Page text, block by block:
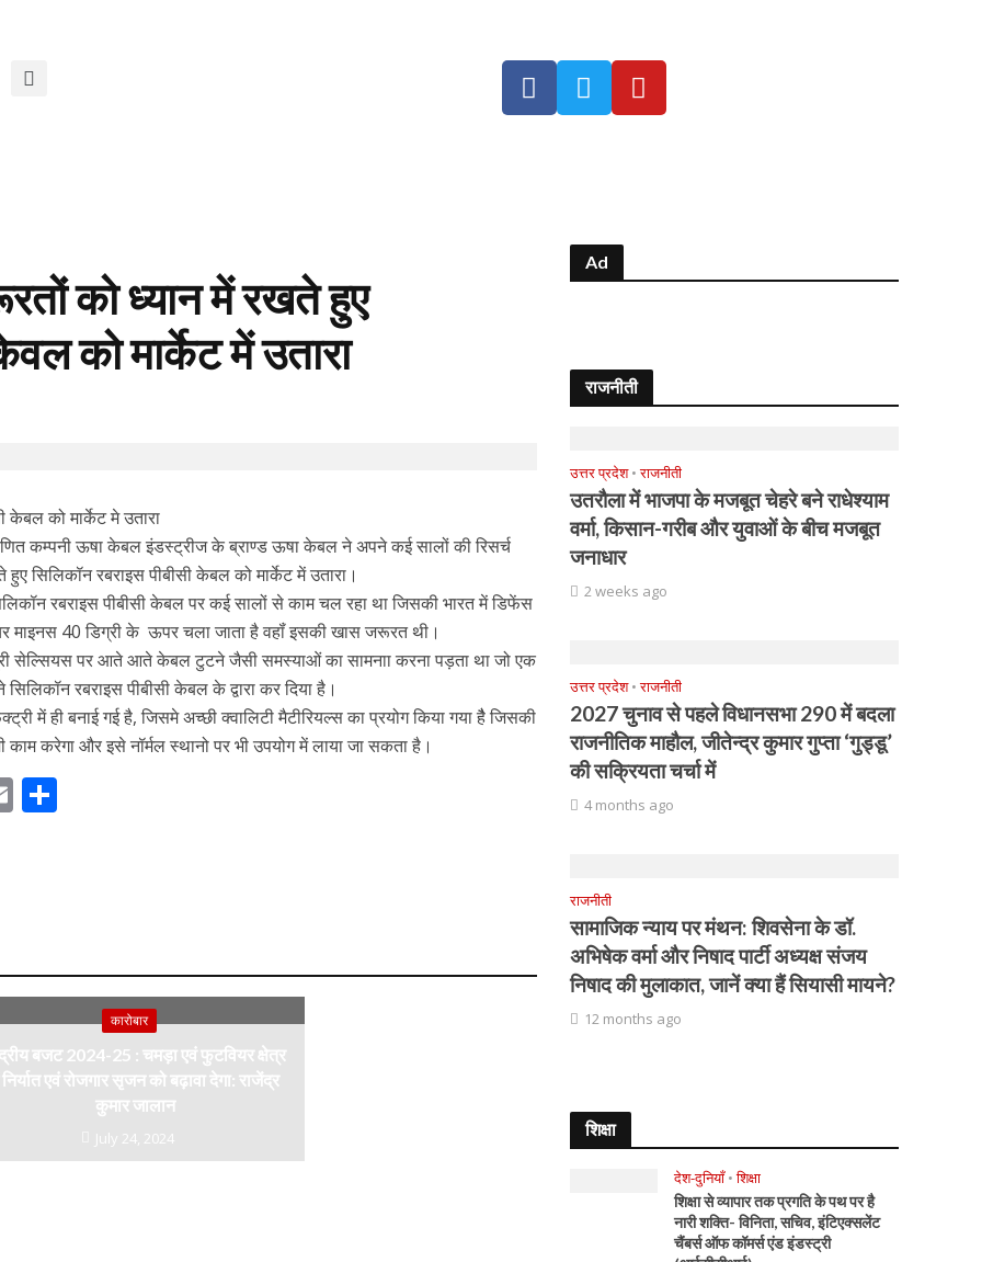
को ध्यान में रखते हुए
को मार्केट में उतारा
को मार्केट मे उतारा
कम्पनी ऊषा केबल इंडस्ट्रीज के ब्राण्ड ऊषा केबल ने अपने कई सालों की रिसर्च
सिलिकॉन रबराइस पीबीसी केबल को मार्केट में उतारा।
रबराइस पीबीसी केबल पर कई सालों से काम चल रहा था जिसकी भारत में डिफेंस
माइनस 40 डिग्री के ऊपर चला जाता है वहॉं इसकी खास जरूरत थी।
सेल्सियस पर आते आते केबल टुटने जैसी समस्याओं का सामनाा करना पड़ता था जो एक
रबराइस पीबीसी केबल के द्वारा कर दिया है।
में ही बनाई गई है, जिसमे अच्छी क्वालिटी मैटीरियल्स का प्रयोग किया गया हैै जिसकी
करेगा और इसे नॉर्मल स्थानो पर भी उपयोग में लाया जा सकता है।
E
कारोबार
बजट 2024-25 : चमड़ा एवं फुटवियर क्षेत्र
एवं रोजगार सृजन को बढ़ावा देगा: राजेंद्र
कुमार जालान
July 24, 2024
Ad
राजनीती
उत्तर प्रदेश • राजनीती
उतरौला में भाजपा के मजबूत चेहरे बने राधेश्याम
वर्मा, किसान-गरीब और युवाओं के बीच मजबूत
जनाधार
2 weeks ago
उत्तर प्रदेश • राजनीती
2027 चुनाव से पहले विधानसभा 290 में बदला
राजनीतिक माहौल, जीतेन्द्र कुमार गुप्ता ‘गुड्डू’
की सक्रियता चर्चा में
4 months ago
राजनीती
सामाजिक न्याय पर मंथन: शिवसेना के डॉ.
अभिषेक वर्मा और निषाद पार्टी अध्यक्ष संजय
निषाद की मुलाकात, जानें क्या हैं सियासी मायने?
12 months ago
शिक्षा
देश-दुनियाँ • शिक्षा
शिक्षा से व्यापार तक प्रगति के पथ पर है
नारी शक्ति- विनिता, सचिव, इंटिएक्सलेंट
चैंबर्स ऑफ कॉमर्स एंड इंडस्ट्री